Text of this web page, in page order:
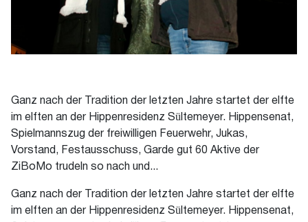
Ganz nach der Tradition der letzten Jahre startet der elfte
im elften an der Hippenresidenz Sültemeyer. Hippensenat,
Spielmannszug der freiwilligen Feuerwehr, Jukas,
Vorstand, Festausschuss, Garde gut 60 Aktive der
ZiBoMo trudeln so nach und...
Ganz nach der Tradition der letzten Jahre startet der elfte
im elften an der Hippenresidenz Sültemeyer. Hippensenat,